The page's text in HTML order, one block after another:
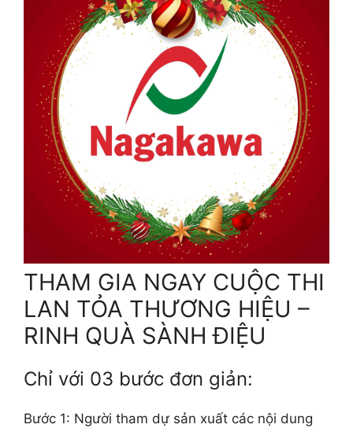
THAM GIA NGAY CUỘC THI
LAN TỎA THƯƠNG HIỆU –
RINH QUÀ SÀNH ĐIỆU
Chỉ với 03 bước đơn giản:
Bước 1: Người tham dự sản xuất các nội dung